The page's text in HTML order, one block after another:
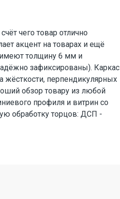
чего товар отлично
акцент на товарах и ещё
имеют толщину 6 мм и
зафиксированы). Каркас
жёсткости, перпендикулярных
обзор товару из любой
профиля и витрин со
обработку торцов: ДСП -
оснащена врезными и
выбор (из более чем 100
стекла или зеркала
оборудование из стандартных
по индивидуальному
индивидуальным размерам и